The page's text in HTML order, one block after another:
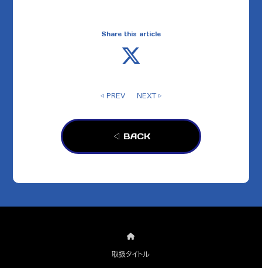
Share this article
◁ PREV NEXT ▷
◁ BACK
取扱タイトル